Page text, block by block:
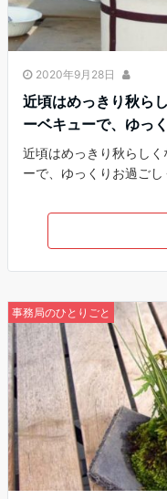
2020年9月28日
近頃はめっきり秋ら
ーベキューで、ゆっ
近頃はめっきり秋らし
ーで、ゆっくりお過ご
事務局のひとりごと